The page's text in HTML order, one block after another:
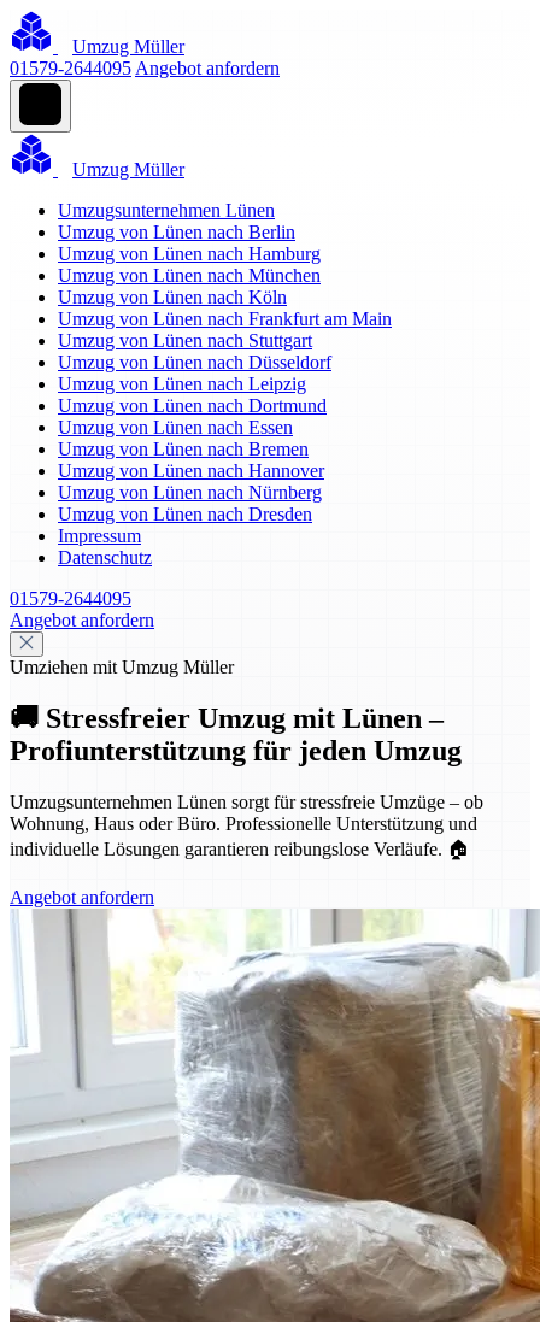
Umzug Müller
01579-2644095 Angebot anfordern
Umzug Müller
Umzugsunternehmen Lünen
Umzug von Lünen nach Berlin
Umzug von Lünen nach Hamburg
Umzug von Lünen nach München
Umzug von Lünen nach Köln
Umzug von Lünen nach Frankfurt am Main
Umzug von Lünen nach Stuttgart
Umzug von Lünen nach Düsseldorf
Umzug von Lünen nach Leipzig
Umzug von Lünen nach Dortmund
Umzug von Lünen nach Essen
Umzug von Lünen nach Bremen
Umzug von Lünen nach Hannover
Umzug von Lünen nach Nürnberg
Umzug von Lünen nach Dresden
Impressum
Datenschutz
01579-2644095
Angebot anfordern
Umziehen mit Umzug Müller
🚚 Stressfreier Umzug mit Lünen –
Profiunterstützung für jeden Umzug
Umzugsunternehmen Lünen sorgt für stressfreie Umzüge – ob
Wohnung, Haus oder Büro. Professionelle Unterstützung und
individuelle Lösungen garantieren reibungslose Verläufe. 🏠
Angebot anfordern